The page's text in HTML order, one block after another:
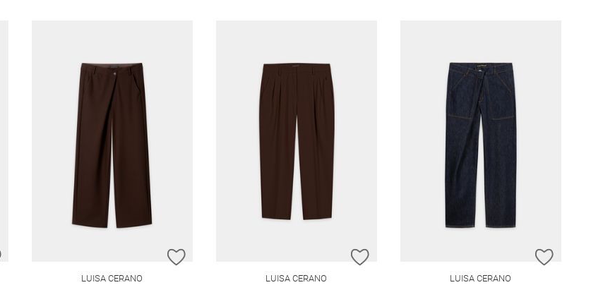
ZUR WUNSCHLISTE HINZUFÜGEN ZUR WUNSCHLISTE HINZUFÜGEN
LUISA CERANO LUISA CERANO
ZUR
LUISA CERANO